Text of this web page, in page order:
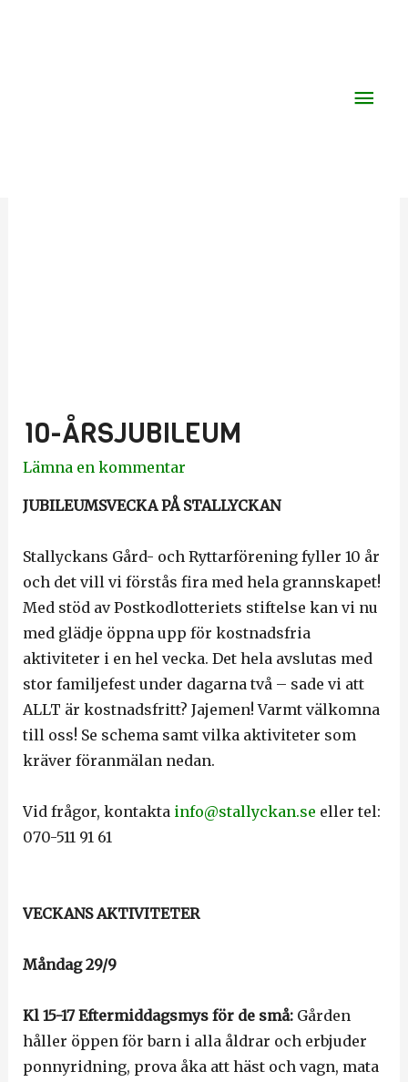
10-ÅRSJUBILEUM
Lämna en kommentar
JUBILEUMSVECKA PÅ STALLYCKAN
Stallyckans Gård- och Ryttarförening fyller 10 år
och det vill vi förstås fira med hela grannskapet!
Med stöd av Postkodlotteriets stiftelse kan vi nu
med glädje öppna upp för kostnadsfria
aktiviteter i en hel vecka. Det hela avslutas med
stor familjefest under dagarna två – sade vi att
ALLT är kostnadsfritt? Jajemen! Varmt välkomna
till oss! Se schema samt vilka aktiviteter som
kräver föranmälan nedan.
Vid frågor, kontakta info@stallyckan.se eller tel:
070-511 91 61
VECKANS AKTIVITETER
Måndag 29/9
Kl 15-17 Eftermiddagsmys för de små:Gården
håller öppen för barn i alla åldrar och erbjuder
ponnyridning, prova åka att häst och vagn, mata